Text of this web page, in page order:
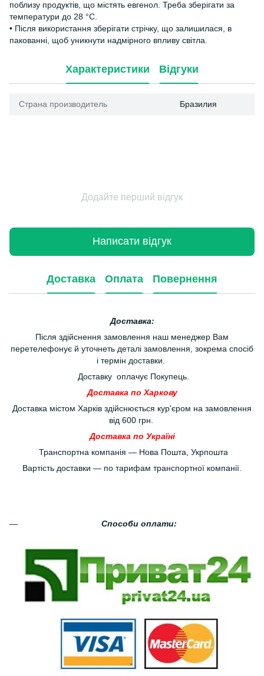
поблизу продуктів, що містять евгенол. Треба зберігати за
температури до 28 °C.
• Після використання зберігати стрічку, що залишилася, в
пакованні, щоб уникнути надмірного впливу світла.
Характеристики Відгуки
Страна производитель Бразилия
Додайте перший відгук
Написати відгук
Доставка Оплата Повернення
Доставка:
Після здійснення замовлення наш менеджер Вам
перетелефонує й уточнеть деталі замовлення, зокрема спосіб
і термін доставки.
Доставку оплачує Покупець.
Доставка по Харкову
Доставка містом Харків здійснюється кур'єром на замовлення
від 600 грн.
Доставка по Україні
Транспортна компанія — Нова Пошта, Укрпошта
Вартість доставки — по тарифам транспортної компанії.
Способи оплати: